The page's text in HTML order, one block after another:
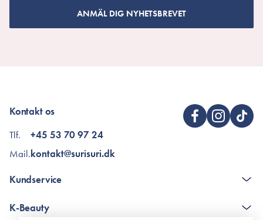
ANMÄL DIG NYHETSBREVET
Kontakt os
Tlf.
Mail.
+45 53 70 97 24
kontakt@surisuri.dk
Kundservice
Poängshop - frågor och svar
K-Beauty